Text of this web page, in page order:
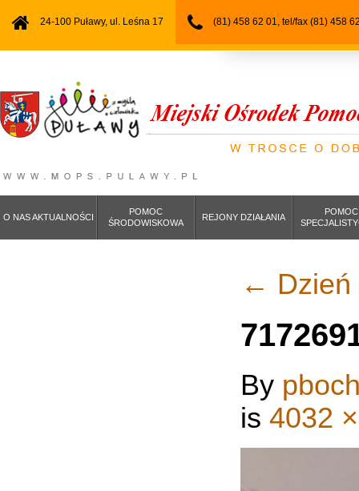
24-100 Puławy, ul. Leśna 17 (81) 458 62 01, tel/fax (81) 458
O NAS AKTUALNOŚCI
POMOC
ŚRODOWISKOWA
REJONY DZIAŁANIA
POMOC
←
By
is 4032